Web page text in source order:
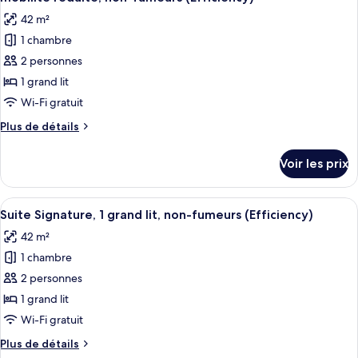
non-
fumeurs
(Efficiency)
Standard,
grand
lit,
non-
(Efficiency)
les
photos
pour
ce
type
de
chambre :
Suite
1
grand
lit,
accessible
aux
personnes
à
mobilité
réduite,
non-
42 m²
1 chambre
2 personnes
1 grand lit
Wi-Fi gratuit
Plus de détails
Plus
le
type
de
chambre
Suite
Signature,
grand
lit,
accessible
aux
personnes
Voir les prix
Afficher
toutes
les
photos
pour
ce
type
chambre :
Un espace de vie compact
5
Suite Signature, 1 grand lit, non-fumeurs (Efficiency)
42 m²
1 chambre
2 personnes
1 grand lit
Wi-Fi gratuit
Plus de détails
Plus